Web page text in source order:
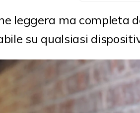
leggera ma completa
su qualsiasi